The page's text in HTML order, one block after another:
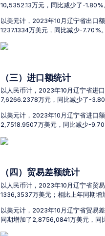
10,5352.13万元，同比减少了-1.80%
以美元计，2023年10月辽宁省出口
1237.1334万美元，同比减少-7.70%。
（三）进口额统计
以人民币计，2023年10月辽宁省进
7,6266.2378万元，同比减少了-
以美元计，2023年10月辽宁省进口
2,7518.9507万美元，同比减少-
（四）贸易差额统计
以人民币计，2023年10月辽宁省贸
1336,3537万美元；相比上年同期增
以美元计，2023年10月辽宁省贸易
同期增加了2,8756,0841万美元，同